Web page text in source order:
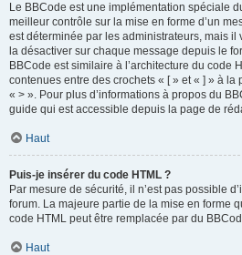
Le BBCode est une implémentation spéciale
meilleur contrôle sur la mise en forme d’un
est déterminée par les administrateurs, mais il
la désactiver sur chaque message depuis le
BBCode est similaire à l’architecture du code
contenues entre des crochets « [ » et « ] » à la
« > ». Pour plus d’informations à propos du
guide qui est accessible depuis la page de
Haut
Puis-je insérer du code HTML ?
Par mesure de sécurité, il n’est pas possible
forum. La majeure partie de la mise en forme
code HTML peut être remplacée par du
Haut